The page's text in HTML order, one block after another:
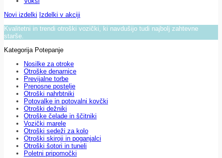
Novi izdelki Izdelki v akciji
Kvalitetni in trendi otroški vozički, ki navdušijo tudi najbolj zahtevne
starše.
Kategorija Potepanje
Nosilke za otroke
Otroške denarnice
Previjalne torbe
Prenosne postelje
Otroški nahrbtniki
Potovalke in potovalni kovčki
Otroški dežniki
Otroške čelade in ščitniki
Vozički marele
Otroški sedeži za kolo
Otroški skiroji in poganjalci
Otroški šotori in tuneli
Poletni pripomočki